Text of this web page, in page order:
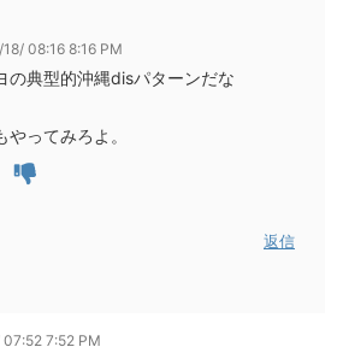
08:16 8:16 PM
の典型的沖縄disパターンだな
やってみろよ。
返信
7:52 PM